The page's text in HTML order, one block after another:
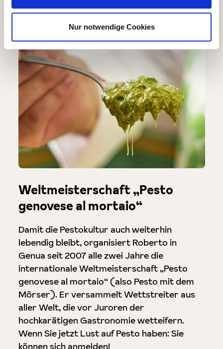
Nur notwendige Cookies
Weltmeisterschaft „Pesto
genovese al mortaio“
Damit die Pestokultur auch weiterhin
lebendig bleibt, organisiert Roberto in
Genua seit 2007 alle zwei Jahre die
internationale Weltmeisterschaft „Pesto
genovese al mortaio“ (also Pesto mit dem
Mörser). Er versammelt Wettstreiter aus
aller Welt, die vor Juroren der
hochkarätigen Gastronomie wetteifern.
Wenn Sie jetzt Lust auf Pesto haben: Sie
können sich anmelden!